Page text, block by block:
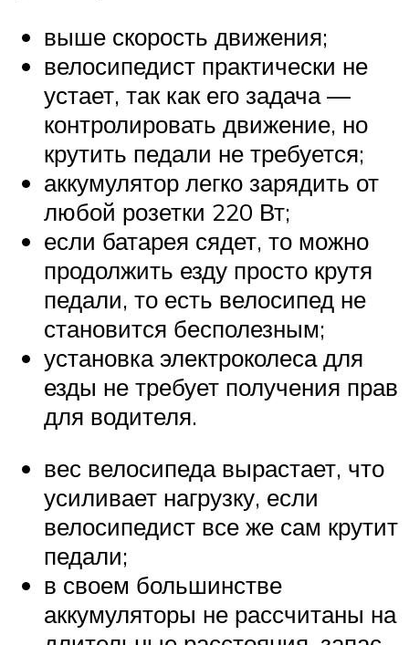
выше скорость движения;
велосипедист практически не
устает, так как его задача —
контролировать движение, но
крутить педали не требуется;
аккумулятор легко зарядить от
любой розетки 220 Вт;
если батарея сядет, то можно
продолжить езду просто крутя
педали, то есть велосипед не
становится бесполезным;
установка электроколеса для
езды не требует получения прав
для водителя.
вес велосипеда вырастает, что
усиливает нагрузку, если
велосипедист все же сам крутит
педали;
в своем большинстве
аккумуляторы не рассчитаны на